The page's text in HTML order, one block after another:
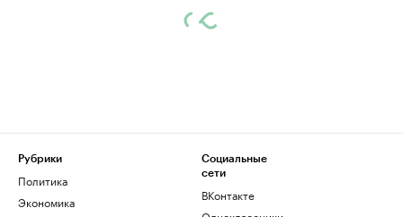
Рубрики
Политика
Экономика
Социальные
сети
ВКонтакте